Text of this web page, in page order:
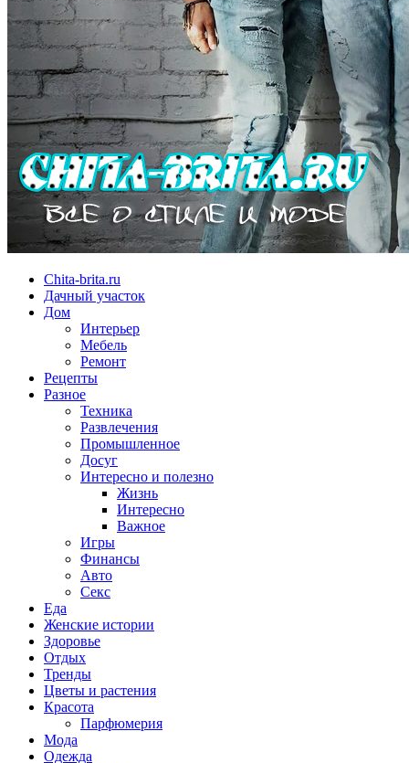
Chita-brita.ru
Дачный участок
Дом
Интерьер
Мебель
Ремонт
Рецепты
Разное
Техника
Развлечения
Промышленное
Досуг
Интересно и полезно
Жизнь
Интересно
Важное
Игры
Финансы
Авто
Секс
Еда
Женские истории
Здоровье
Отдых
Тренды
Цветы и растения
Красота
Парфюмерия
Мода
Одежда